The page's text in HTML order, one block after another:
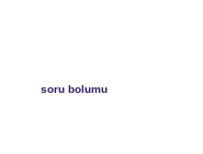
soru bolumu